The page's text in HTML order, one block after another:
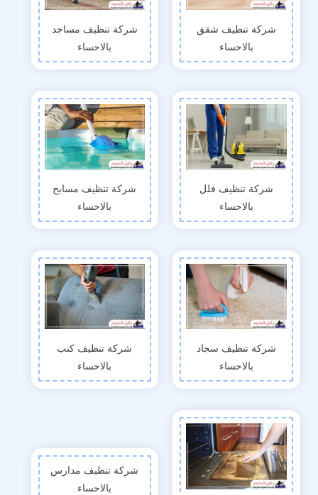
شركة تنظيف شقق
بالاحساء
شركة تنظيف مساجد
بالاحساء
شركة تنظيف فلل
بالاحساء
شركة تنظيف مسابح
بالاحساء
شركة تنظيف سجاد
بالاحساء
شركة تنظيف كنب
بالاحساء
شركة تنظيف مدارس
بالاحساء